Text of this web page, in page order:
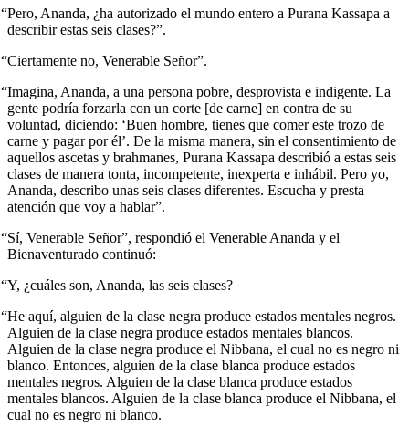
“Pero, Ananda, ¿ha autorizado el mundo entero a Purana Kassapa a
describir estas seis clases?”.
“Ciertamente no, Venerable Señor”.
“Imagina, Ananda, a una persona pobre, desprovista e indigente. La
gente podría forzarla con un corte [de carne] en contra de su
voluntad, diciendo: ‘Buen hombre, tienes que comer este trozo de
carne y pagar por él’. De la misma manera, sin el consentimiento de
aquellos ascetas y brahmanes, Purana Kassapa describió a estas seis
clases de manera tonta, incompetente, inexperta e inhábil. Pero yo,
Ananda, describo unas seis clases diferentes. Escucha y presta
atención que voy a hablar”.
“Sí, Venerable Señor”, respondió el Venerable Ananda y el
Bienaventurado continuó:
“Y, ¿cuáles son, Ananda, las seis clases?
“He aquí, alguien de la clase negra produce estados mentales negros.
Alguien de la clase negra produce estados mentales blancos.
Alguien de la clase negra produce el Nibbana, el cual no es negro ni
blanco. Entonces, alguien de la clase blanca produce estados
mentales negros. Alguien de la clase blanca produce estados
mentales blancos. Alguien de la clase blanca produce el Nibbana, el
cual no es negro ni blanco.